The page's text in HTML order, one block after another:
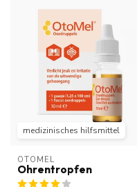
medizinisches hilfsmittel
OTOMEL
Ohrentropfen